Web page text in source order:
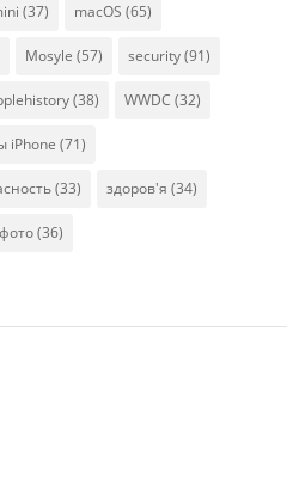
(37) macOS (65)
Mosyle (57) security(91)
(38) WWDC (32)
iPhone (71)
(33) здоров'я (34)
фото(36)